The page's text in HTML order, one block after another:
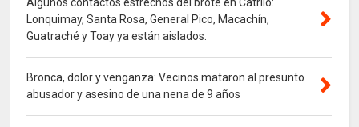
Lonquimay, Santa Rosa, General Pico, Macachín,
Guatraché y Toay ya están aislados.
Bronca, dolor y venganza: Vecinos mataron al presunto
abusador y asesino de una nena de 9 años